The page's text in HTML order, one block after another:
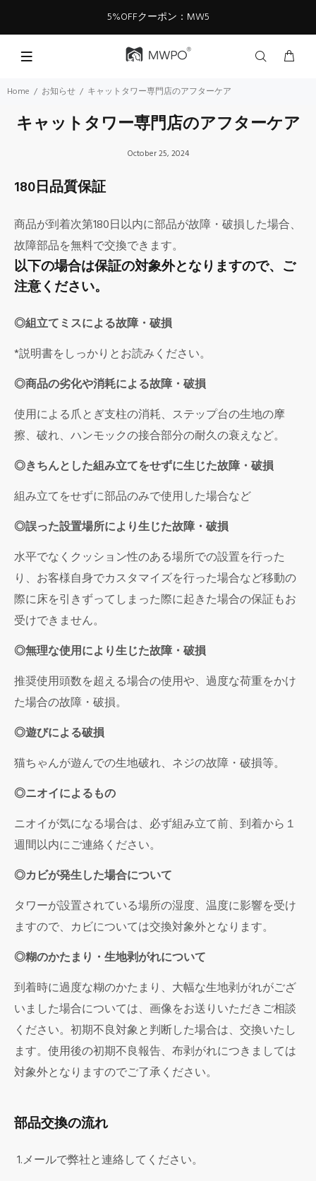
5%OFFクーポン：MW5
Home お知らせ キャットタワー専門店のアフターケア
キャットタワー専門店のアフターケア
October 25, 2024
180日品質保証
商品が到着次第180日以内に部品が故障・破損した場合、
故障部品を無料で交換できます。
以下の場合は保証の対象外となりますので、ご
注意ください。
◎組立てミスによる故障・破損
*説明書をしっかりとお読みください。
◎商品の劣化や消耗による故障・破損
使用による爪とぎ支柱の消耗、ステップ台の生地の摩
擦、破れ、ハンモックの接合部分の耐久の衰えなど。
◎きちんとした組み立てをせずに生じた故障・破損
組み立てをせずに部品のみで使用した場合など
◎誤った設置場所により生じた故障・破損
水平でなくクッション性のある場所での設置を行った
り、お客様自身でカスタマイズを行った場合など移動の
際に床を引きずってしまった際に起きた場合の保証もお
受けできません。
◎無理な使用により生じた故障・破損
推奨使用頭数を超える場合の使用や、過度な荷重をかけ
た場合の故障・破損。
◎遊びによる破損
猫ちゃんが遊んでの生地破れ、ネジの故障・破損等。
◎ニオイによるもの
ニオイが気になる場合は、必ず組み立て前、到着から１
週間以内にご連絡ください。
◎カビが発生した場合について
タワーが設置されている場所の湿度、温度に影響を受け
ますので、カビについては交換対象外となります。
◎糊のかたまり・生地剥がれについて
到着時に過度な糊のかたまり、大幅な生地剥がれがござ
いました場合については、画像をお送りいただきご相談
ください。初期不良対象と判断した場合は、交換いたし
ます。使用後の初期不良報告、布剥がれにつきましては
対象外となりますのでご了承ください。
部品交換の流れ
1.メールで弊社と連絡してください。